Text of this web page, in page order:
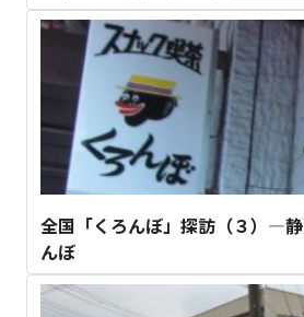
全国「くろんぼ」探訪（３）―
んぼ